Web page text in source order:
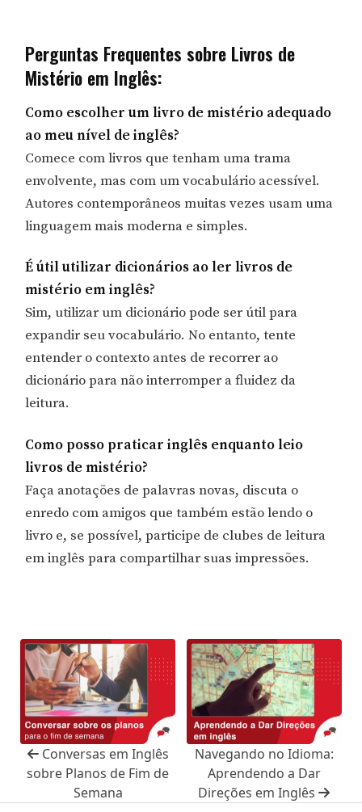
Perguntas Frequentes sobre Livros de
Mistério em Inglês:
Como escolher um livro de mistério adequado
ao meu nível de inglês?
Comece com livros que tenham uma trama
envolvente, mas com um vocabulário acessível.
Autores contemporâneos muitas vezes usam uma
linguagem mais moderna e simples.
É útil utilizar dicionários ao ler livros de
mistério em inglês?
Sim, utilizar um dicionário pode ser útil para
expandir seu vocabulário. No entanto, tente
entender o contexto antes de recorrer ao
dicionário para não interromper a fluidez da
leitura.
Como posso praticar inglês enquanto leio
livros de mistério?
Faça anotações de palavras novas, discuta o
enredo com amigos que também estão lendo o
livro e, se possível, participe de clubes de leitura
em inglês para compartilhar suas impressões.
Conversas em Inglês
sobre Planos de Fim de
Semana
Navegando no Idioma:
Aprendendo a Dar
Direções em Inglês